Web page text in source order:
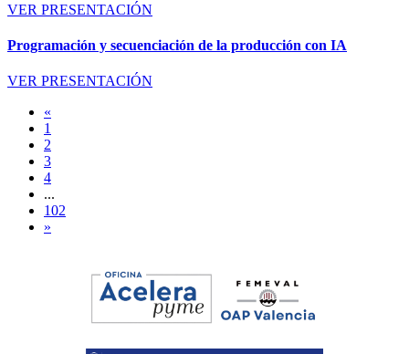
VER PRESENTACIÓN
Programación y secuenciación de la producción con IA
VER PRESENTACIÓN
«
1
2
3
4
...
102
»